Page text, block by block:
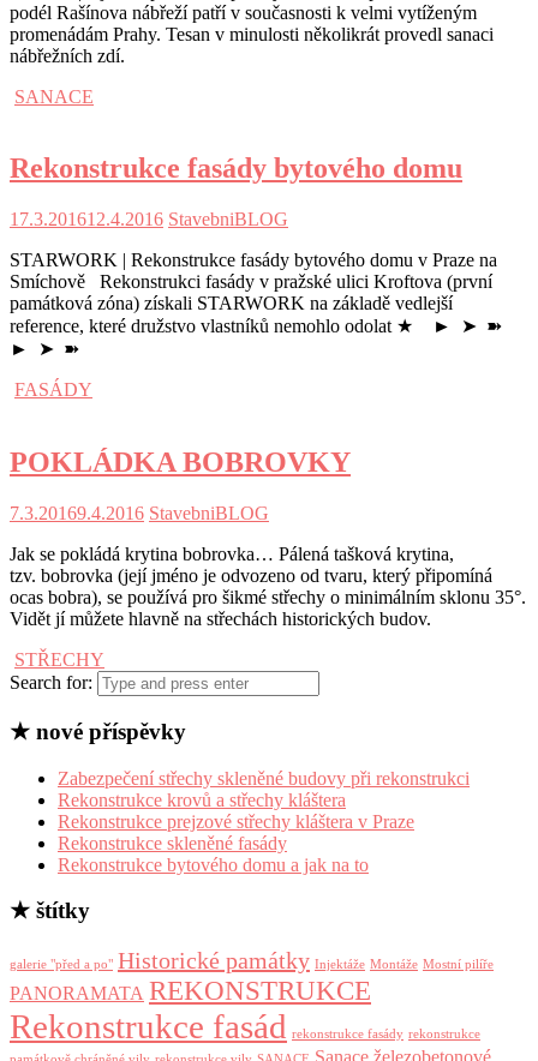
podél Rašínova nábřeží patří v současnosti k velmi vytíženým
promenádám Prahy. Tesan v minulosti několikrát provedl sanaci
nábřežních zdí.
SANACE
Rekonstrukce fasády bytového domu
17.3.201612.4.2016 StavebniBLOG
STARWORK | Rekonstrukce fasády bytového domu v Praze na
Smíchově Rekonstrukci fasády v pražské ulici Kroftova (první
památková zóna) získali STARWORK na základě vedlejší
reference, které družstvo vlastníků nemohlo odolat ★ ► ➤ ➽
► ➤ ➽
FASÁDY
POKLÁDKA BOBROVKY
7.3.20169.4.2016 StavebniBLOG
Jak se pokládá krytina bobrovka… Pálená tašková krytina,
tzv. bobrovka (její jméno je odvozeno od tvaru, který připomíná
ocas bobra), se používá pro šikmé střechy o minimálním sklonu 35°.
Vidět jí můžete hlavně na střechách historických budov.
STŘECHY
Search for:
★ nové příspěvky
Zabezpečení střechy skleněné budovy při rekonstrukci
Rekonstrukce krovů a střechy kláštera
Rekonstrukce prejzové střechy kláštera v Praze
Rekonstrukce skleněné fasády
Rekonstrukce bytového domu a jak na to
★ štítky
galerie "před a po" Historické památky Injektáže Montáže Mostní pilíře
PANORAMATA REKONSTRUKCE
Rekonstrukce fasád rekonstrukce fasády rekonstrukce